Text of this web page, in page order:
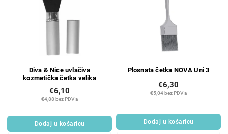
Diva & Nice uvlačiva
kozmetička četka velika
€4,88 bez PDV-a
€6,10
Dodaj u košaricu
Plosnata četka NOVA Uni 3
€5,04 bez PDV-a
€6,30
Dodaj u košaricu